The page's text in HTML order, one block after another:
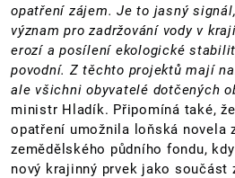
opatření zájem. Je to jasný
význam pro zadržování vody v
erozí a posílení ekologické
povodní. Z těchto projektů mají
ale všichni obyvatelé dotčených
ministr Hladík. Připomíná také,
opatření umožnila loňská novela
zemědělského půdního fondu,
nový krajinný prvek jako součást